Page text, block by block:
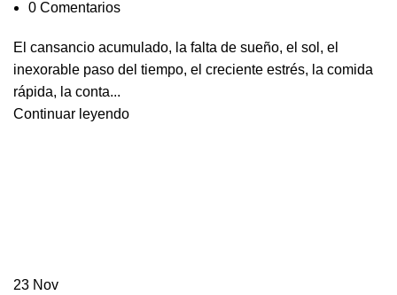
0 Comentarios
El cansancio acumulado, la falta de sueño, el sol, el
inexorable paso del tiempo, el creciente estrés, la comida
rápida, la conta...
Continuar leyendo
23 Nov